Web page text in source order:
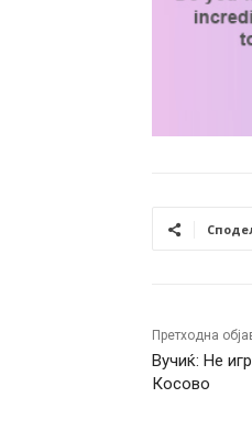
Претходна
Вучиќ: Не
Косово